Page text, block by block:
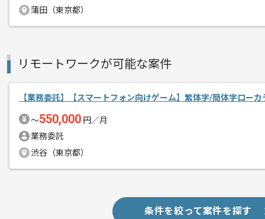
蒲田（東京都）
リモートワークが可能な案件
【業務委託】【スマートフォン向けゲーム】繁体字/簡体字ロー
〜550,000 円／月
業務委託
渋谷（東京都）
条件を絞って案件を探す